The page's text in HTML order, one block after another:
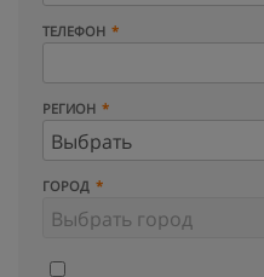
ТЕЛЕФОН
РЕГИОН
ГОРОД